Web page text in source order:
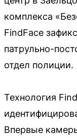
комплекса
FindFace
патрульно-
отдел полиции.
Технология
Впервые